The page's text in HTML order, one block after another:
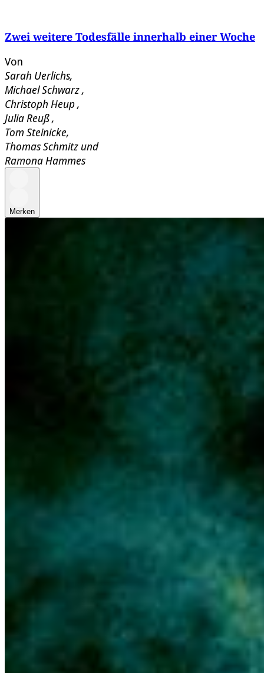
Zwei weitere Todesfälle innerhalb einer Woche
Von
Sarah Uerlichs,
Michael Schwarz,
Christoph Heup,
Julia Reuß,
Tom Steinicke,
Thomas Schmitz und
Ramona Hammes
Merken